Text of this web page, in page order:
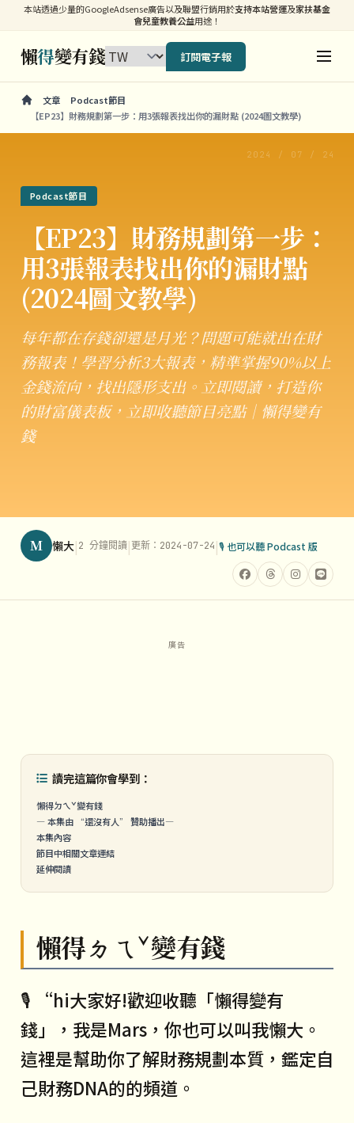
本站透過少量的GoogleAdsense廣告以及聯盟行銷用於支持本站營運及家扶基金
會兒童教養公益用途！
懶得變有錢 訂閱電子報
文章
Podcast節目
【EP23】財務規劃第一步：用3張報表找出你的漏財點 (2024圖文教學)
2024 / 07 / 24
Podcast節目
【EP23】財務規劃第一步：
用3張報表找出你的漏財點
(2024圖文教學)
每年都在存錢卻還是月光？問題可能就出在財
務報表！學習分析3大報表，精準掌握90%以上
金錢流向，找出隱形支出。立即閱讀，打造你
的財富儀表板，立即收聽節目亮點｜懶得變有
錢
M 懶大|2 分鐘閱讀|更新：2024-07-24|🎙 也可以聽 Podcast 版
讀完這篇你會學到：
懶得ㄉㄟˇ變有錢
— 本集由 “還沒有人” 贊助播出—
本集內容
節目中相關文章連結
延伸閱讀
懶得ㄉㄟˇ變有錢
🎙️ “hi大家好!歡迎收聽「懶得變有
錢」，我是Mars，你也可以叫我懶大。
這裡是幫助你了解財務規劃本質，鑑定自
己財務DNA的的頻道。